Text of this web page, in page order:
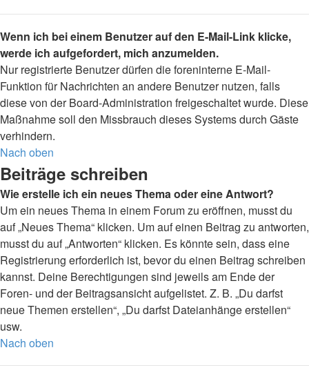
Wenn ich bei einem Benutzer auf den E-Mail-Link klicke,
werde ich aufgefordert, mich anzumelden.
Nur registrierte Benutzer dürfen die foreninterne E-Mail-
Funktion für Nachrichten an andere Benutzer nutzen, falls
diese von der Board-Administration freigeschaltet wurde. Diese
Maßnahme soll den Missbrauch dieses Systems durch Gäste
verhindern.
Nach oben
Beiträge schreiben
Wie erstelle ich ein neues Thema oder eine Antwort?
Um ein neues Thema in einem Forum zu eröffnen, musst du
auf „Neues Thema“ klicken. Um auf einen Beitrag zu antworten,
musst du auf „Antworten“ klicken. Es könnte sein, dass eine
Registrierung erforderlich ist, bevor du einen Beitrag schreiben
kannst. Deine Berechtigungen sind jeweils am Ende der
Foren- und der Beitragsansicht aufgelistet. Z. B. „Du darfst
neue Themen erstellen“, „Du darfst Dateianhänge erstellen“
usw.
Nach oben